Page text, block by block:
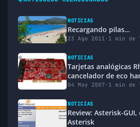
NOTICIAS
Recargando pilas…
23 Ago 2011 · 1 min de
NOTICIAS
Tarjetas analógicas
cancelador de eco
04 May 2007 · 1 min de
NOTICIAS
Review: Asterisk-
Asterisk